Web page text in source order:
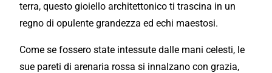
terra, questo gioiello architettonico ti trascina in un
regno di opulente grandezza ed echi maestosi.
Come se fossero state intessute dalle mani celesti, le
sue pareti di arenaria rossa si innalzano con grazia,